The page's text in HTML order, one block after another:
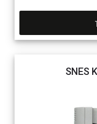
SNES